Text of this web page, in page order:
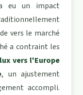
eu un impact
vers le marché
a contraint les
vers l'Europe
, un ajustement
accompli.